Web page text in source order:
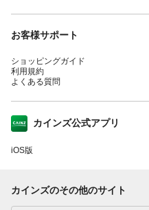
お客様サポート
ショッピングガイド
利用規約
よくある質問
カインズ公式アプリ
iOS版
カインズのその他のサイト